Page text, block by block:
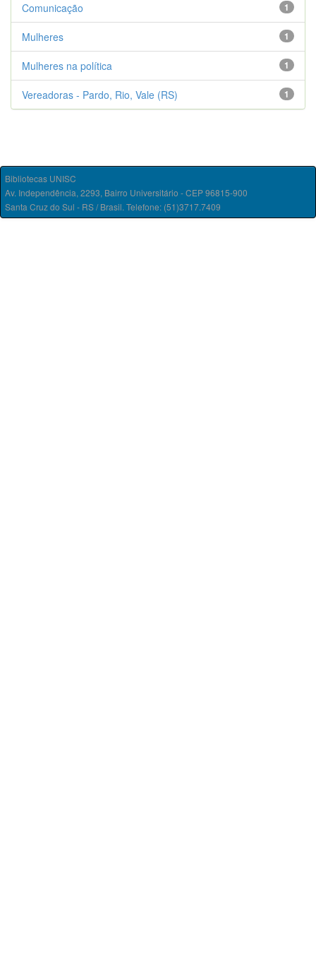
1
Comunicação
1
Mulheres
1
Mulheres na política
1
Vereadoras - Pardo, Rio, Vale (RS)
Bibliotecas UNISC
Av. Independência, 2293, Bairro Universitário - CEP 96815-900
Santa Cruz do Sul - RS / Brasil. Telefone: (51)3717.7409